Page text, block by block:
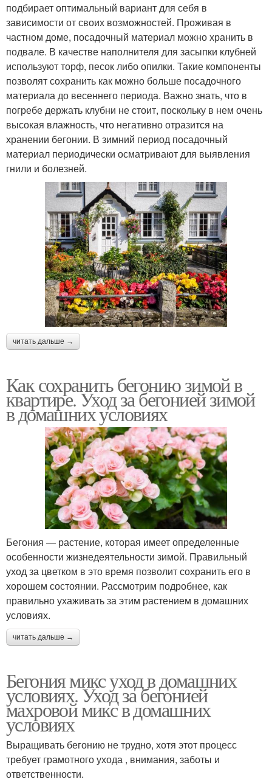
подбирает оптимальный вариант для себя в
зависимости от своих возможностей. Проживая в
частном доме, посадочный материал можно хранить в
подвале. В качестве наполнителя для засыпки клубней
используют торф, песок либо опилки. Такие компоненты
позволят сохранить как можно больше посадочного
материала до весеннего периода. Важно знать, что в
погребе держать клубни не стоит, поскольку в нем очень
высокая влажность, что негативно отразится на
хранении бегонии. В зимний период посадочный
материал периодически осматривают для выявления
гнили и болезней.
читать дальше →
Как сохранить бегонию зимой в
квартире. Уход за бегонией зимой
в домашних условиях
Бегония — растение, которая имеет определенные
особенности жизнедеятельности зимой. Правильный
уход за цветком в это время позволит сохранить его в
хорошем состоянии. Рассмотрим подробнее, как
правильно ухаживать за этим растением в домашних
условиях.
читать дальше →
Бегония микс уход в домашних
условиях. Уход за бегонией
махровой микс в домашних
условиях
Выращивать бегонию не трудно, хотя этот процесс
требует грамотного ухода , внимания, заботы и
ответственности.